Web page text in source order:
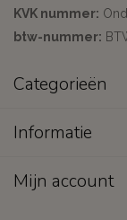
KVK nummer:
btw-nummer:
Categorieën
Informatie
Mijn account